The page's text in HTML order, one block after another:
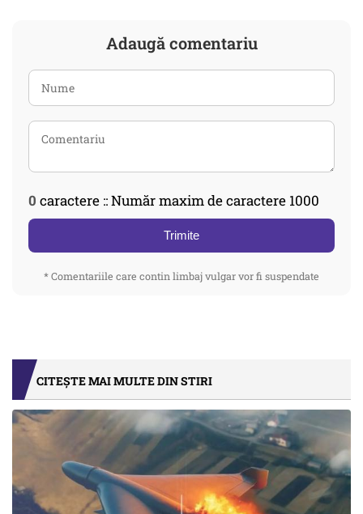
Adaugă comentariu
0 caractere :: Număr maxim de caractere 1000
Trimite
* Comentariile care contin limbaj vulgar vor fi suspendate
CITEȘTE MAI MULTE DIN STIRI